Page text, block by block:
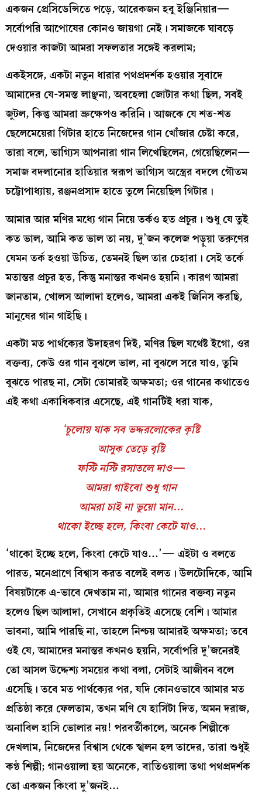
একজন প্রেসিডেন্সিতে পড়ে, আরেকজন হবু ইঞ্জিনিয়ার—
সর্বোপরি আপোষের কোনও জায়গা নেই। সমাজকে ঘাবড়ে
দেওয়ার কাজটা আমরা সফলতার সঙ্গেই করলাম;
একইসঙ্গে, একটা নতুন ধারার পথপ্রদর্শক হওয়ার সুবাদে
আমাদের যে-সমস্ত লাঞ্ছনা, অবহেলা জোটার কথা ছিল, সবই
জুটল, কিন্তু আমরা ভ্রুক্ষেপও করিনি। আজকে যে শত-শত
ছেলেমেয়েরা গিটার হাতে নিজেদের গান খোঁজার চেষ্টা করে,
তারা বলে, ভাগ্যিস আপনারা গান লিখেছিলেন, গেয়েছিলেন—
সমাজ বদলানোর হাতিয়ার স্বরূপ ভাগ্যিস অস্ত্রের বদলে গৌতম
চট্টোপাধ্যায়, রঞ্জনপ্রসাদ হাতে তুলে নিয়েছিল গিটার।
আমার আর মণির মধ্যে গান নিয়ে তর্কও হত প্রচুর। শুধু যে তুই
কত ভাল, আমি কত ভাল তা নয়, দু’জন কলেজ পড়ুয়া তরুণের
যেমন তর্ক হওয়া উচিত, তেমনই ছিল তার চেহারা। সেই তর্কে
মতান্তর প্রচুর হত, কিন্তু মনান্তর কখনও হয়নি। কারণ আমরা
জানতাম, খোলস আলাদা হলেও, আমরা একই জিনিস করছি,
মানুষের গান গাইছি।
একটা মত পার্থক্যের উদাহরণ দিই, মণির ছিল যথেষ্ট ইগো, ওর
বক্তব্য, কেউ ওর গান বুঝলে ভাল, না বুঝলে সরে যাও, তুমি
বুঝতে পারছ না, সেটা তোমারই অক্ষমতা; ওর গানের কথাতেও
এই কথা একাধিকবার এসেছে, এই গানটিই ধরা যাক,
‘চুলোয় যাক সব ভদ্দরলোকের কৃষ্টি
আসুক তেড়ে বৃষ্টি
ফস্টি নস্টি রসাতলে দাও—
আমরা গাইবো শুধু গান
আমরা চাই না ভুয়ো মান…
থাকো ইচ্ছে হলে, কিংবা কেটে যাও…
‘থাকো ইচ্ছে হলে, কিংবা কেটে যাও…’— এইটা ও বলতে
পারত, মনেপ্রাণে বিশ্বাস করত বলেই বলত। উলটোদিকে, আমি
বিষয়টাকে এ-ভাবে দেখতাম না, আমার গানের বক্তব্য নতুন
হলেও ছিল আলাদা, সেখানে প্রকৃতিই এসেছে বেশি। আমার
ভাবনা, আমি পারছি না, তাহলে নিশ্চয় আমারই অক্ষমতা; তবে
ওই যে, আমাদের মনান্তর কখনও হয়নি, সর্বোপরি দু’জনেরই
তো আসল উদ্দেশ্য সময়ের কথা বলা, সেটাই আজীবন বলে
এসেছি। তবে মত পার্থক্যের পর, যদি কোনওভাবে আমার মত
প্রতিষ্ঠা করে ফেলতাম, তখন মণি যে হাসিটা দিত, অমন দরাজ,
অনাবিল হাসি ভোলার নয়! পরবর্তীকালে, অনেক শিল্পীকে
দেখলাম, নিজেদের বিশ্বাস থেকে স্খলন হল তাদের, তারা শুধুই
কণ্ঠ শিল্পী; গানওয়ালা হয় অনেকে, বাতিওয়ালা তথা পথপ্রদর্শক
তো একজন কিংবা দু’জনই…